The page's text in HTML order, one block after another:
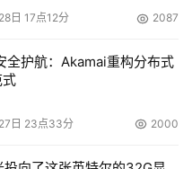
，培养能够独立进行一定
员。
日 17点12分 2087
全护航：Akamai重构分布式
日 23点33分 2000